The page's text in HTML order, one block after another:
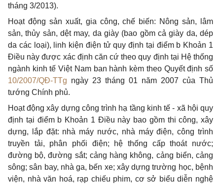
tháng 3/2013).
Hoạt động sản xuất, gia công, chế biến: Nông sản, lâm
sản, thủy sản, dệt may, da giày (bao gồm cả giày da, dép
da các loại), linh kiện điện tửquy định tại điểm b Khoản 1
Điều này được xác định căn cứ theo quy định tại Hệ thống
ngành kinh tế Việt Nam ban hành kèm theo Quyết định số
10/2007/QĐ-TTg ngày 23 tháng 01 năm 2007 của Thủ
tướng Chính phủ.
Hoạt động xây dựng công trình hạ tầng kinh tế - xã hội quy
định tại điểm b Khoản 1 Điều này bao gồm thi công, xây
dựng, lắp đặt: nhà máy nước, nhà máy điện, công trình
truyền tải, phân phối điện; hệ thống cấp thoát nước;
đường bộ, đường sắt; cảng hàng không, cảng biển, cảng
sông; sân bay, nhà ga, bến xe; xây dựng trường học, bệnh
viện, nhà văn hoá, rạp chiếu phim, cơ sở biểu diễn nghệ